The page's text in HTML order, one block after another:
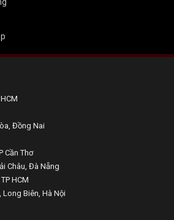
Đồng Nai
Cần Thơ
Châu, Đà Nẵng
HCM
Long Biên, Hà Nội